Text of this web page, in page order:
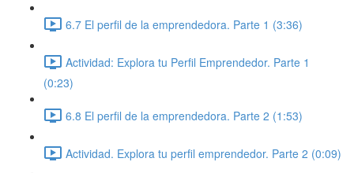
6.7 El perfil de la emprendedora. Parte 1 (3:36)
Actividad: Explora tu Perfil Emprendedor. Parte 1
(0:23)
6.8 El perfil de la emprendedora. Parte 2 (1:53)
Actividad. Explora tu perfil emprendedor. Parte 2 (0:09)